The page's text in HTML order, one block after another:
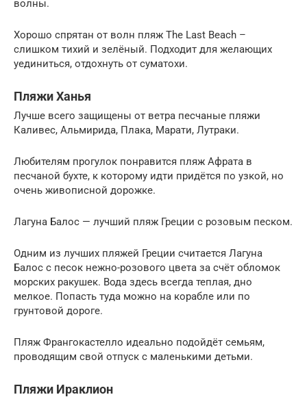
волны.
Хорошо спрятан от волн пляж The Last Beach –
слишком тихий и зелёный. Подходит для желающих
уединиться, отдохнуть от суматохи.
Пляжи Ханья
Лучше всего защищены от ветра песчаные пляжи
Каливес, Альмирида, Плака, Марати, Лутраки.
Любителям прогулок понравится пляж Афрата в
песчаной бухте, к которому идти придётся по узкой, но
очень живописной дорожке.
Лагуна Балос — лучший пляж Греции с розовым песком.
Одним из лучших пляжей Греции считается Лагуна
Балос с песок нежно-розового цвета за счёт обломок
морских ракушек. Вода здесь всегда теплая, дно
мелкое. Попасть туда можно на корабле или по
грунтовой дороге.
Пляж Франгокастелло идеально подойдёт семьям,
проводящим свой отпуск с маленькими детьми.
Пляжи Ираклион